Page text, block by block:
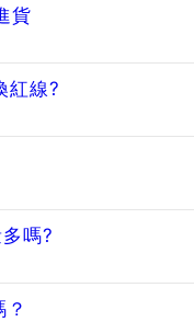
貨
紅線?
嗎?